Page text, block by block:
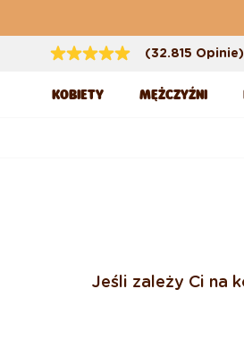
(32.815 Opinie)
KOBIETY MĘŻCZYŹNI
Jeśli zależy Ci na